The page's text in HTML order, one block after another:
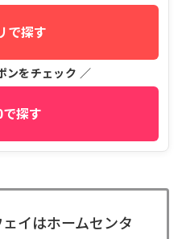
で探す
ンをチェック ／
探す
イはホームセンタ